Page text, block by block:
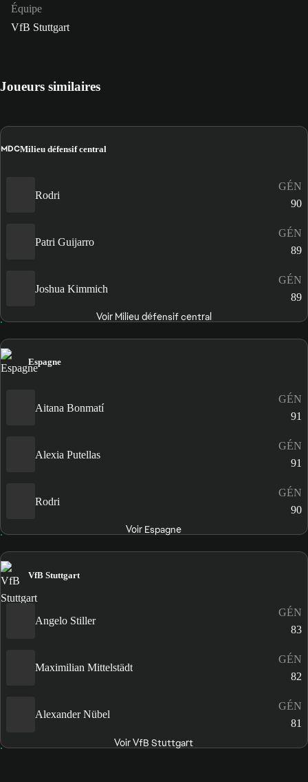
Équipe
VfB Stuttgart
Joueurs similaires
MDCMilieu défensif central
Rodri
GÉN
90
Patri Guijarro
GÉN
89
Joshua Kimmich
GÉN
89
Voir Milieu défensif central
Espagne
Aitana Bonmatí
GÉN
91
Alexia Putellas
GÉN
91
Rodri
GÉN
90
Voir Espagne
VfB Stuttgart
Angelo Stiller
GÉN
83
Maximilian Mittelstädt
GÉN
82
Alexander Nübel
GÉN
81
Voir VfB Stuttgart